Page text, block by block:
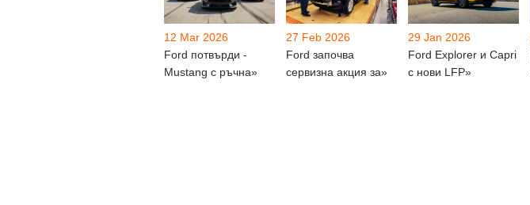
12 Mar 2026
Ford потвърди -
Mustang с ръчна»
27 Feb 2026
Ford започва
сервизна акция за»
29 Jan 2026
Ford Explorer и Capri
с нови LFP»